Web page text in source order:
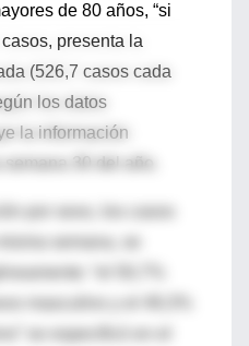
de 80 años, “si
presenta la
(526,7 casos cada
los datos
la información
30 del año.
“el 50,7%